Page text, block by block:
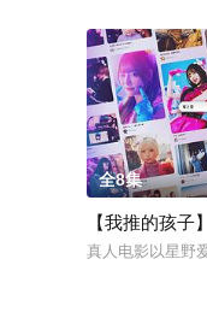
全8集
【我推的孩子
真人电影以星野